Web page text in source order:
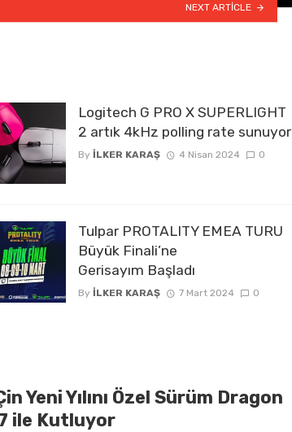
NEXT ARTICLE
Logitech G PRO X SUPERLIGHT
2 artık 4kHz polling rate sunuyor
By İLKER KARAŞ 4 Nisan 2024 0
Tulpar PROTALITY EMEA TURU
Büyük Finali’ne
Gerisayım Başladı
By İLKER KARAŞ 7 Mart 2024 0
Yeni Yılını Özel Sürüm Dragon
ile Kutluyor